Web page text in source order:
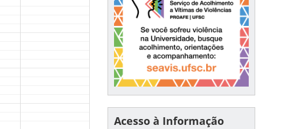
Acesso à Informação